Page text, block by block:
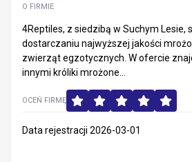
O FIRMIE
4Reptiles, z siedzibą w Suchym Lesie,
dostarczaniu najwyższej jakości
zwierząt egzotycznych. W ofercie
innymi króliki mrożone...
OCEŃ FIRMĘ
Data rejestracji 2026-03-01